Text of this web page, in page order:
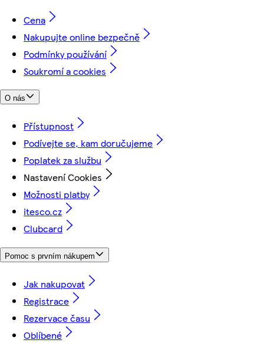
Cena
Nakupujte online bezpečně
Podmínky používání
Soukromí a cookies
O nás
Přístupnost
Podívejte se, kam doručujeme
Poplatek za službu
Nastavení Cookies
Možnosti platby
itesco.cz
Clubcard
Pomoc s prvním nákupem
Jak nakupovat
Registrace
Rezervace času
Oblíbené